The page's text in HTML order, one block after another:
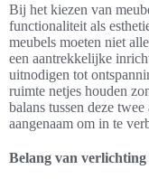
Bij het kiezen van
functionaliteit als
meubels moeten niet
een aantrekkelijke
uitnodigen tot
ruimte netjes houden
balans tussen deze
aangenaam om in te
Belang van verlichting